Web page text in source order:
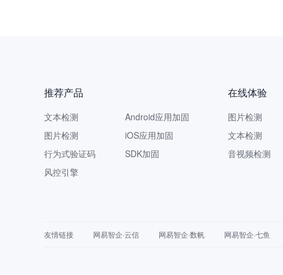
推荐产品
文本检测
图片检测
行为式验证码
风控引擎
Android应用加固
iOS应用加固
SDK加固
在线体验
图片检测
文本检测
音视频检测
友情链接 网易智企·云信 网易智企·数帆 网易智企·七鱼